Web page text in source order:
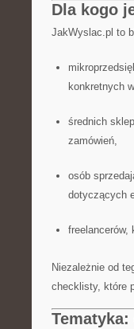
Dla kogo
JakWyslac.pl to
konkretnych
średnich
zamówień,
osób
dotyczących
freelancerów,
Niezależnie od
checklisty, które